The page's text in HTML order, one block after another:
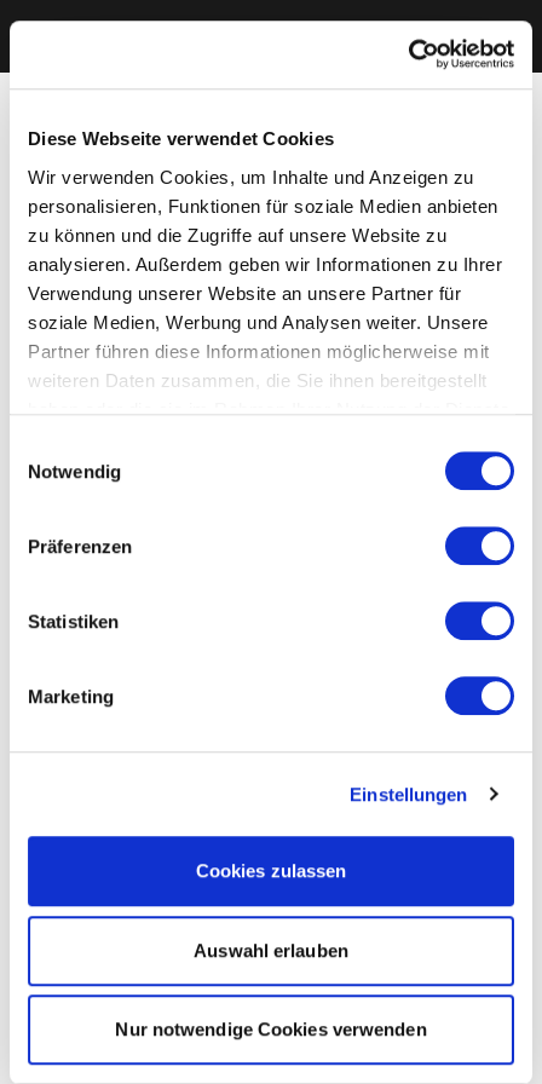
Diese Webseite verwendet Cookies
Wir verwenden Cookies, um Inhalte und Anzeigen zu
personalisieren, Funktionen für soziale Medien anbieten
zu können und die Zugriffe auf unsere Website zu
analysieren. Außerdem geben wir Informationen zu Ihrer
Verwendung unserer Website an unsere Partner für
soziale Medien, Werbung und Analysen weiter. Unsere
Partner führen diese Informationen möglicherweise mit
weiteren Daten zusammen, die Sie ihnen bereitgestellt
Cookies, wenn Sie unsere Webseite weiterhin nutzen.
Notwendig
Präferenzen
Statistiken
Marketing
Einstellungen
Cookies zulassen
Auswahl erlauben
Nur notwendige Cookies verwenden